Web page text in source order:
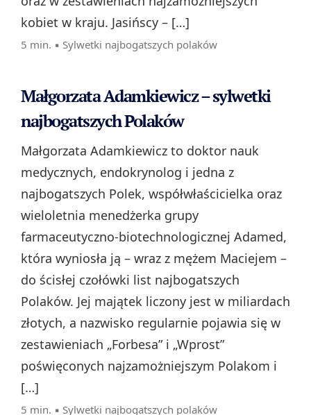
kobiet w kraju. Jasińscy – […]
5 min. ▪ Sylwetki najbogatszych polaków
Małgorzata Adamkiewicz – sylwetki
najbogatszych Polaków
Małgorzata Adamkiewicz to doktor nauk
medycznych, endokrynolog i jedna z
najbogatszych Polek, współwłaścicielka oraz
wieloletnia menedżerka grupy
farmaceutyczno‑biotechnologicznej Adamed,
która wyniosła ją – wraz z mężem Maciejem –
do ścisłej czołówki list najbogatszych
Polaków. Jej majątek liczony jest w miliardach
złotych, a nazwisko regularnie pojawia się w
zestawieniach „Forbesa” i „Wprost”
poświęconych najzamożniejszym Polakom i
[…]
5 min. ▪ Sylwetki najbogatszych polaków